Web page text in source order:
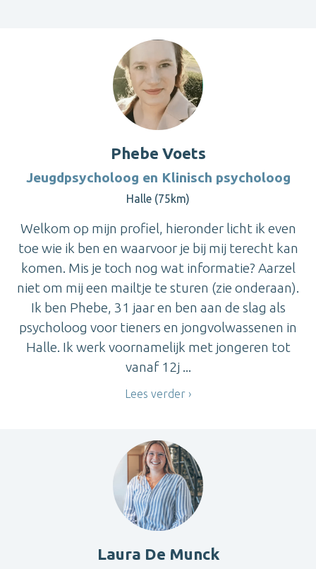
Phebe Voets
Jeugdpsycholoog en Klinisch psycholoog
Halle (75km)
Welkom op mijn profiel, hieronder licht ik even
toe wie ik ben en waarvoor je bij mij terecht kan
komen. Mis je toch nog wat informatie? Aarzel
niet om mij een mailtje te sturen (zie onderaan).
Ik ben Phebe, 31 jaar en ben aan de slag als
psycholoog voor tieners en jongvolwassenen in
Halle. Ik werk voornamelijk met jongeren tot
vanaf 12j ...
Lees verder
Laura De Munck